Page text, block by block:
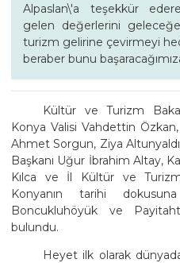
Alpaslan\'a teşekkür
gelen değerlerini
turizm gelirine çevirmeyi
beraber bunu
Kültür ve Turizm
Konya Valisi Vahdettin
Ahmet Sorgun, Ziya
Başkanı Uğur İbrahim Altay,
Kılca ve İl Kültür ve
Konyanın tarihi
Boncukluhöyük ve
bulundu.
Heyet ilk olarak